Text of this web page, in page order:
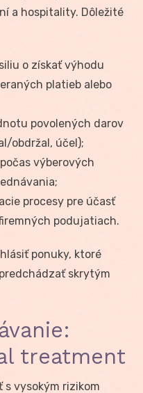
a hospitality. Dôležité
o získať výhodu
platieb alebo
povolených darov
obdržal, účel);
výberových
procesy pre účasť
podujatiach.
ponuky, ktoré
skrytým
treatment
s vysokým rizikom